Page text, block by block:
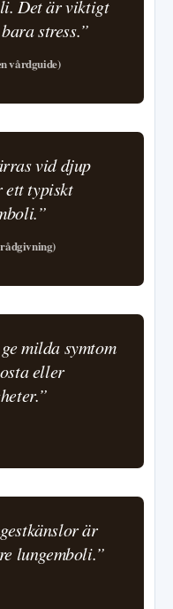
Det är viktigt
stress.”
vårdguide)
vid djup
ett typiskt
rådgivning)
milda symtom
eller
är
lungemboli.”